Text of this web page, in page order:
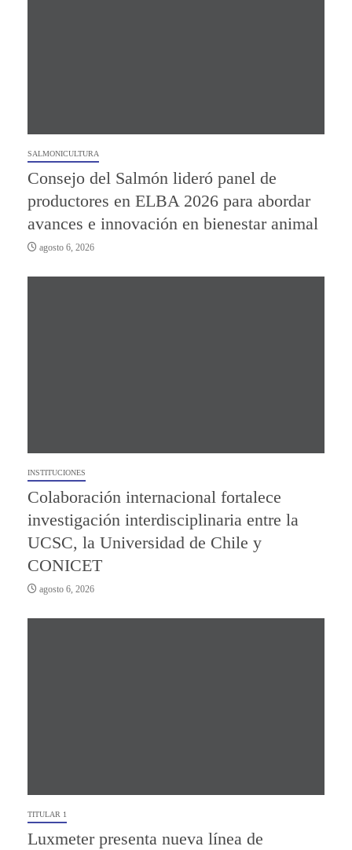
SALMONICULTURA
Consejo del Salmón lideró panel de
productores en ELBA 2026 para abordar
avances e innovación en bienestar animal
agosto 6, 2026
INSTITUCIONES
Colaboración internacional fortalece
investigación interdisciplinaria entre la
UCSC, la Universidad de Chile y
CONICET
agosto 6, 2026
TITULAR 1
Luxmeter presenta nueva línea de